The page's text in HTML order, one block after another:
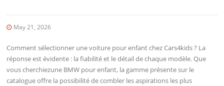
May 21, 2026
Comment sélectionner une voiture pour enfant chez Cars4kids ? La
réponse est évidente : la fiabilité et le détail de chaque modèle. Que
vous cherchiezune BMW pour enfant, la gamme présente sur le
catalogue offre la possibilité de combler les aspirations les plus